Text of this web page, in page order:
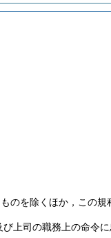
のを除くほか，この規
上司の職務上の命令